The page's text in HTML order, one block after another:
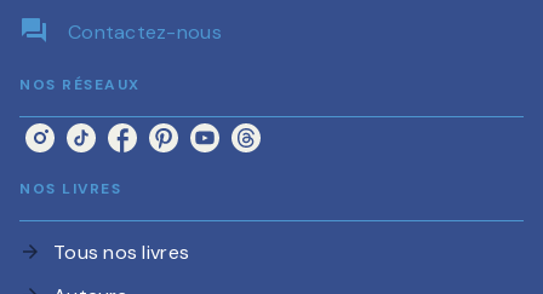
question_answer Contactez-nous
NOS RÉSEAUX
NOS LIVRES
arrow_forward Tous nos livres